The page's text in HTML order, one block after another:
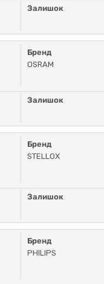
Залишок
Бренд
OSRAM
Залишок
Бренд
STELLOX
Залишок
Бренд
PHILIPS